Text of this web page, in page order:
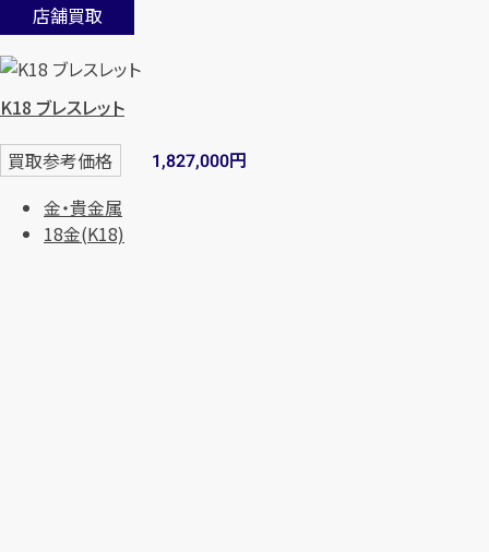
店舗買取
K18 ブレスレット
買取参考価格 1,827,000円
金・貴金属
18金(K18)